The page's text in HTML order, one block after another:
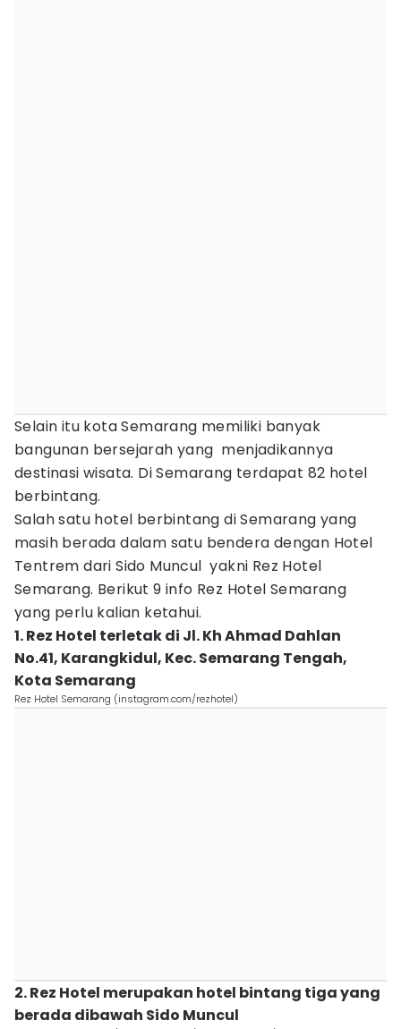
Selain itu kota Semarang memiliki banyak
bangunan bersejarah yang menjadikannya
destinasi wisata. Di Semarang terdapat 82 hotel
berbintang.
Salah satu hotel berbintang di Semarang yang
masih berada dalam satu bendera dengan Hotel
Tentrem dari Sido Muncul yakni Rez Hotel
Semarang. Berikut 9 info Rez Hotel Semarang
yang perlu kalian ketahui.
1. Rez Hotel terletak di Jl. Kh Ahmad Dahlan
No.41, Karangkidul, Kec. Semarang Tengah,
Kota Semarang
Rez Hotel Semarang (instagram.com/rezhotel)
2. Rez Hotel merupakan hotel bintang tiga yang
berada dibawah Sido Muncul